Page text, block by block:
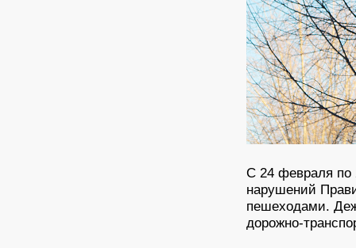
С 24 февраля по
нарушений
пешеходами.
дорожно-